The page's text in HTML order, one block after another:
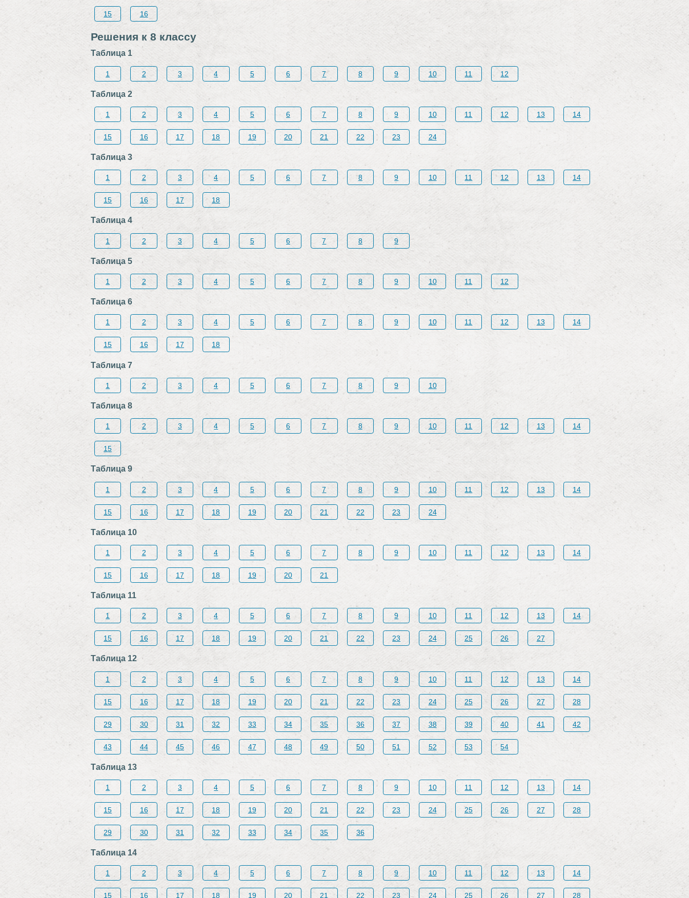
15 16
Решения к 8 классу
Таблица 1
1 2 3 4 5 6 7 8 9 10 11 12
Таблица 2
1 2 3 4 5 6 7 8 9 10 11 12 13 14
15 16 17 18 19 20 21 22 23 24
Таблица 3
1 2 3 4 5 6 7 8 9 10 11 12 13 14
15 16 17 18
Таблица 4
1 2 3 4 5 6 7 8 9
Таблица 5
1 2 3 4 5 6 7 8 9 10 11 12
Таблица 6
1 2 3 4 5 6 7 8 9 10 11 12 13 14
15 16 17 18
Таблица 7
1 2 3 4 5 6 7 8 9 10
Таблица 8
1 2 3 4 5 6 7 8 9 10 11 12 13 14
15
Таблица 9
1 2 3 4 5 6 7 8 9 10 11 12 13 14
15 16 17 18 19 20 21 22 23 24
Таблица 10
1 2 3 4 5 6 7 8 9 10 11 12 13 14
15 16 17 18 19 20 21
Таблица 11
1 2 3 4 5 6 7 8 9 10 11 12 13 14
15 16 17 18 19 20 21 22 23 24 25 26 27
Таблица 12
1 2 3 4 5 6 7 8 9 10 11 12 13 14
15 16 17 18 19 20 21 22 23 24 25 26 27 28
29 30 31 32 33 34 35 36 37 38 39 40 41 42
43 44 45 46 47 48 49 50 51 52 53 54
Таблица 13
1 2 3 4 5 6 7 8 9 10 11 12 13 14
15 16 17 18 19 20 21 22 23 24 25 26 27 28
29 30 31 32 33 34 35 36
Таблица 14
1 2 3 4 5 6 7 8 9 10 11 12 13 14
15 16 17 18 19 20 21 22 23 24 25 26 27 28